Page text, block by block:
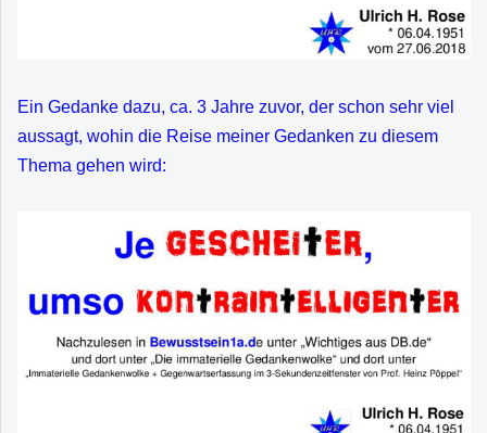
Ein Gedanke dazu, ca. 3 Jahre zuvor, der schon sehr viel
aussagt, wohin die Reise meiner Gedanken zu diesem
Thema gehen wird: